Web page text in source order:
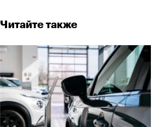
Читайте также